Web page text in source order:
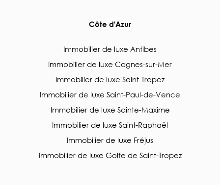
Côte d'Azur
Immobilier de luxe Antibes
Immobilier de luxe Cagnes-sur-Mer
Immobilier de luxe Saint-Tropez
Immobilier de luxe Saint-Paul-de-Vence
Immobilier de luxe Sainte-Maxime
Immobilier de luxe Saint-Raphaël
Immobilier de luxe Fréjus
Immobilier de luxe Golfe de Saint-Tropez